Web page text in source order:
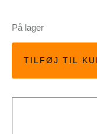
På lager
TILFØJ TIL